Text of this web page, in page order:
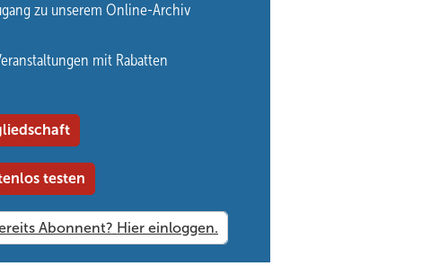
zu unserem Online-Archiv
mit Rabatten
testen